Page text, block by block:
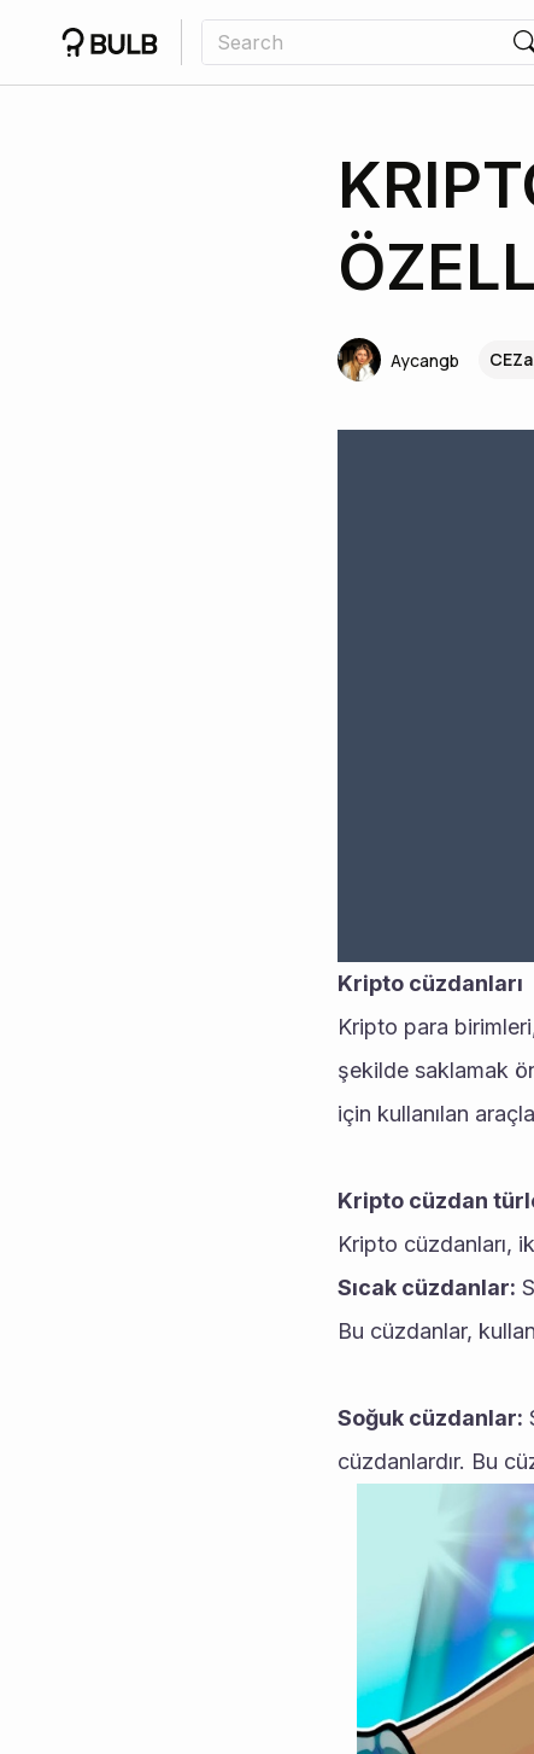
Aycangb
Kripto cüzdanları
Kripto para
şekilde saklamak
için kullanılan
Kripto cüzdan
Kripto cüzdanları,
Sıcak cüzdanlar:
Bu cüzdanlar,
Soğuk cüzdanlar:
cüzdanlardır. Bu